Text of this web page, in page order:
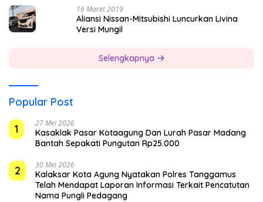
16 Maret 2019
Aliansi Nissan-Mitsubishi Luncurkan Livina
Versi Mungil
Selengkapnya
Popular Post
1
27 Mei 2026
Kasaklak Pasar Kotaagung Dan Lurah Pasar Madang
Bantah Sepakati Pungutan Rp25.000
2 30 Mei 2026
Kalaksar Kota Agung Nyatakan Polres Tanggamus
Telah Mendapat Laporan Informasi Terkait Pencatutan
Nama Pungli Pedagang